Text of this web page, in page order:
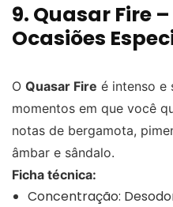
9. Quasar Fire
Ocasiões
O Quasar Fire é intenso e
momentos em que você
notas de bergamota,
âmbar e sândalo.
Ficha técnica:
Concentração: